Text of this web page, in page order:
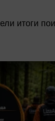
итоги